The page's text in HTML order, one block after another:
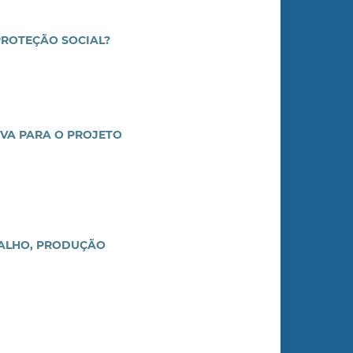
SOCIAL?
PARA O PROJETO
PRODUÇÃO